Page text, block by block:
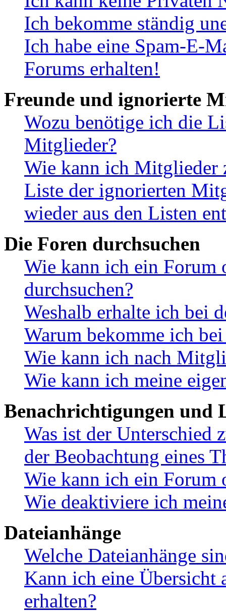
Ich bekomme ständig
Ich habe eine Spam-E-
Forums erhalten!
Freunde und ignorierte
Wozu benötige ich die
Mitglieder?
Wie kann ich Mitglieder
Liste der ignorierten
wieder aus den Listen
Die Foren durchsuchen
Wie kann ich ein Forum
durchsuchen?
Weshalb erhalte ich bei
Warum bekomme ich
Wie kann ich nach
Wie kann ich meine
Benachrichtigungen und
Was ist der Unterschied
der Beobachtung eines
Wie kann ich ein Forum
Wie deaktiviere ich
Dateianhänge
Welche Dateianhänge
Kann ich eine Übersicht
erhalten?